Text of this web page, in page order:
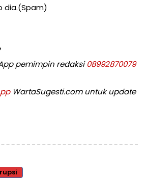
dia.(Spam)
pemimpin redaksi08992870079
WartaSugesti.com untuk update